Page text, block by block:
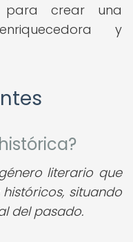
para crear una
y
literario que
situando
del pasado.